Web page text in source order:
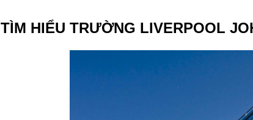
TÌM HIỂU TRƯỜNG LIVERPOOL